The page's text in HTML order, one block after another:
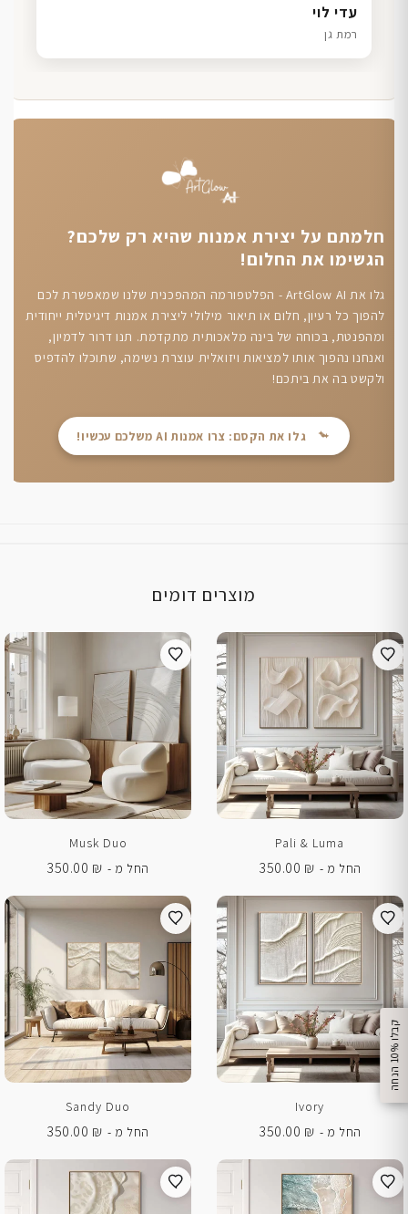
ק
ב
ל
ו
1
0
%
ה
נ
ח
ה
שרון כהן
תל אביב
עדי לוי
רמת גן
דנה גל
חיפה
ליאת ויוסי מ.
הוד השרון
חלמתם על יצירת אמנות שהיא רק שלכם?
הגשימו את החלום!
גלו את ArtGlow AI - הפלטפורמה המהפכנית שלנו שמאפשרת לכם
להפוך כל רעיון, חלום או תיאור מילולי ליצירת אמנות דיגיטלית ייחודית
ומהפנטת, בכוחה של בינה מלאכותית מתקדמת. תנו דרור לדמיון,
ואנחנו נהפוך אותו למציאות ויזואלית עוצרת נשימה, שתוכלו להדפיס
ולקשט בה את ביתכם!
גלו את הקסם: צרו אמנות AI משלכם עכשיו!
מוצרים דומים
Pali & Luma
החל מ -
350.00 ₪
Musk Duo
החל מ -
350.00 ₪
Ivory
החל מ -
350.00 ₪
Sandy Duo
החל מ -
350.00 ₪